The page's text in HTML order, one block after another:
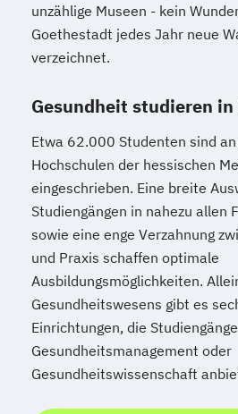
unzählige Museen - kein
Goethestadt jedes Jahr neue
verzeichnet.
Gesundheit studieren
Etwa 62.000 Studenten sind
Hochschulen der hessischen
eingeschrieben. Eine breite
Studiengängen in nahezu allen
sowie eine enge Verzahnung
und Praxis schaffen optimale
Ausbildungsmöglichkeiten.
Gesundheitswesens gibt es
Einrichtungen, die
Gesundheitsmanagement oder
Gesundheitswissenschaft